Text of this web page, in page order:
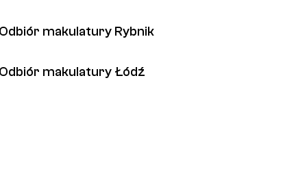
Odbiór makulatury Rybnik
Odbiór makulatury Łódź